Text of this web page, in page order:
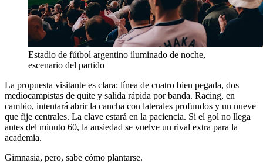
Estadio de fútbol argentino iluminado de noche,
escenario del partido
La propuesta visitante es clara: línea de cuatro bien pegada, dos
mediocampistas de quite y salida rápida por banda. Racing, en
cambio, intentará abrir la cancha con laterales profundos y un nueve
que fije centrales. La clave estará en la paciencia. Si el gol no llega
antes del minuto 60, la ansiedad se vuelve un rival extra para la
academia.
Gimnasia, pero, sabe cómo plantarse.